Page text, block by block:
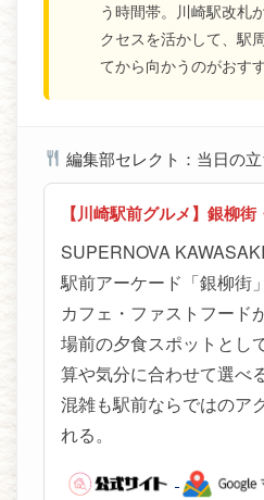
う時間帯。川崎駅改札
クセスを活かして、駅
てから向かうのがおす
編集部セレクト：当日の
【川崎駅前グルメ】銀柳
SUPERNOVA
駅前アーケード「銀柳街
カフェ・ファストフード
場前の夕食スポットとし
算や気分に合わせて選べ
混雑も駅前ならではのア
れる。